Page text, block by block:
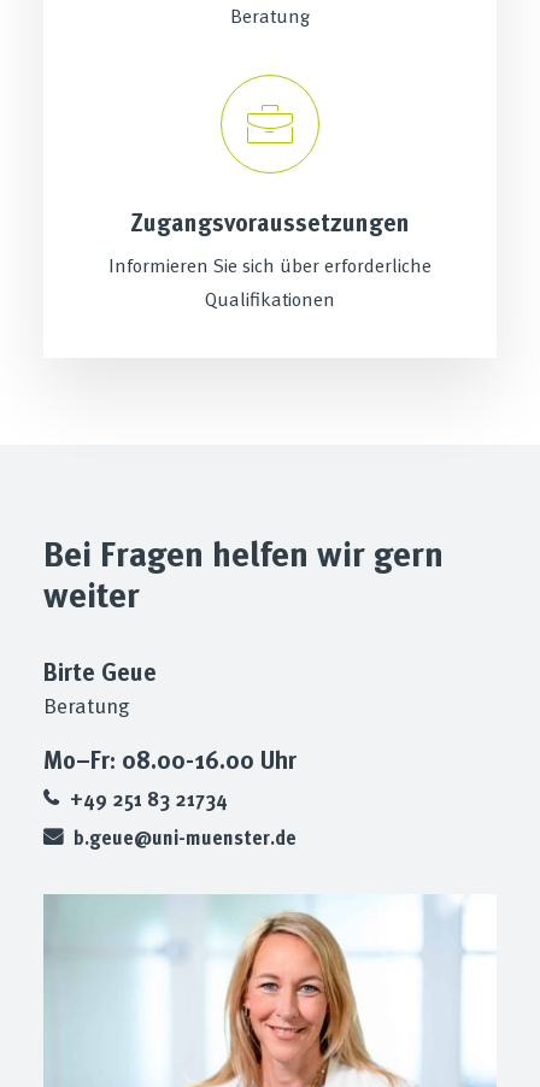
Beratung
Zugangsvoraussetzungen
Informieren Sie sich über erforderliche
Qualifikationen
Bei Fragen helfen wir gern
weiter
Birte Geue
Beratung
Mo–Fr: 08.00-16.00 Uhr
+49 251 83 21734
b.geue@uni-muenster.de